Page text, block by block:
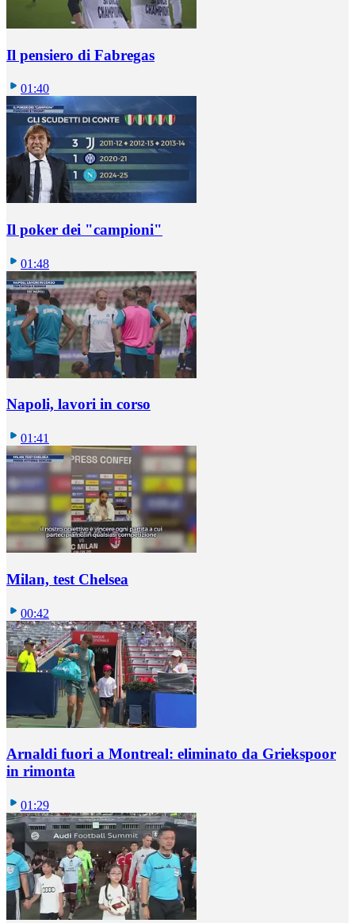
Il pensiero di Fabregas
01:40
Il poker dei "campioni"
01:48
Napoli, lavori in corso
01:41
Milan, test Chelsea
00:42
Arnaldi fuori a Montreal: eliminato da Griekspoor
in rimonta
01:29